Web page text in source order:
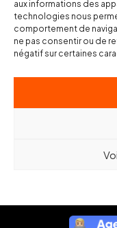
aux informations des
technologies nous
comportement de
ne pas consentir ou de
négatif sur certaines
Prêt à travailler